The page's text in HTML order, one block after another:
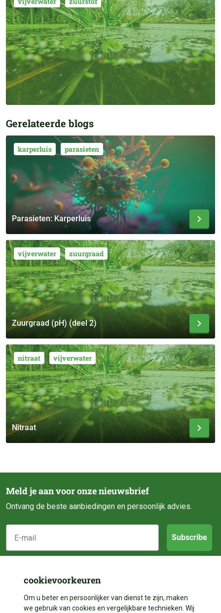
Gerelateerde blogs
karperluis parasieten
Parasieten: Karperluis
vijverwater zuurgraad
Zuurgraad (pH) (deel 2)
nitraat vijverwater
Nitraat
Meld je aan voor onze nieuwsbrief
Ontvang de beste aanbiedingen en persoonlijk advies.
E-mail
Subscribe
Klantenservice
Over ons
Categorieën
cookievoorkeuren
Om u beter en persoonlijker van dienst te zijn, maken
we gebruik van cookies en vergelijkbare technieken. Wij